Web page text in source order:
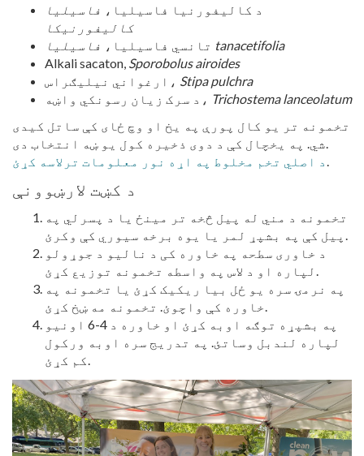
د کالیفورنیا فاسیلیا، فاسیلیا
تانسي فاسیلیا، فاسیلیا tanacetifolia
Alkali sacaton, Sporobolus airoides
ارغواني نيلیګراس، Stipa pulchra
د سرک زیان رسونکي واښه، Trichostema lanceolatum
تخمونه تر یو کال پورې په یخ او وچ ځای کې ساتل کیدی
شي. په یخچال کې د دوی ذخیره کول یو ښه انتخاب دی.
د اصلي تخم مخلوط په اړه نور معلومات ترلاسه کړئ.
د کښت لارښوونې
تخمونه د مني له پیل څخه تر مینځ یا د پسرلي په
پیل کې په بشپړ لمر یا یوه برخه سیوري کې وکرئ.
د خاوری سطحه په خاوره کی د نالیو د جوړولو
لپاره او د لاس په واسطه تخمونه توزیع کړئ.
په نرمۍ سره یو ځل بیا ریکیک کړئ یا تخمونه په
خاوره کې واچوئ. تخمونه مه ښخ کړئ.
په بشپړه توګه اوبه کړئ او خاوره د 4-6 اونیو
لپاره لندبل وساتئ. په تدریج سره اوبه ورکول
کم کړئ.